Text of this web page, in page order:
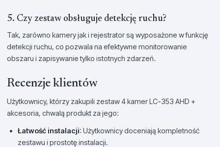
5. Czy zestaw obsługuje detekcję ruchu?
Tak, zarówno kamery jak i rejestrator są wyposażone w funkcję
detekcji ruchu, co pozwala na efektywne monitorowanie
obszaru i zapisywanie tylko istotnych zdarzeń.
Recenzje klientów
Użytkownicy, którzy zakupili zestaw 4 kamer LC-353 AHD +
akcesoria, chwalą produkt za jego:
Łatwość instalacji: Użytkownicy doceniają kompletność
zestawu i prostotę instalacji.